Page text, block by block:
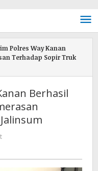
Polres Way Kanan
Terhadap Sopir Truk
Berhasil